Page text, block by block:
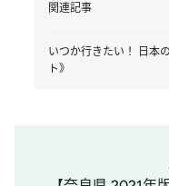
関連記事
いつか行きたい！ 日本
ト》